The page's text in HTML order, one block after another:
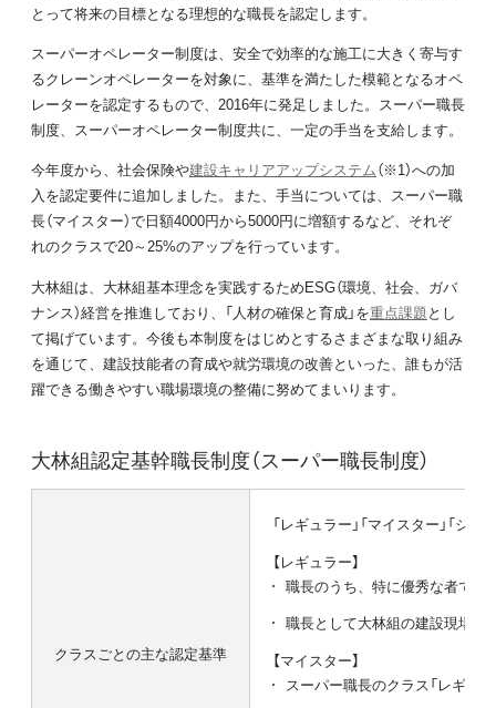
とって将来の目標となる理想的な職長を認定します。
スーパーオペレーター制度は、安全で効率的な施工に大きく寄与す
るクレーンオペレーターを対象に、基準を満たした模範となるオペ
レーターを認定するもので、2016年に発足しました。スーパー職長
制度、スーパーオペレーター制度共に、一定の手当を支給します。
今年度から、社会保険や建設キャリアアップシステム（※1）への加
入を認定要件に追加しました。また、手当については、スーパー職
長（マイスター）で日額4000円から5000円に増額するなど、それぞ
れのクラスで20～25%のアップを行っています。
大林組は、大林組基本理念を実践するためESG（環境、社会、ガバ
ナンス）経営を推進しており、「人材の確保と育成」を重点課題 とし
て掲げています。今後も本制度をはじめとするさまざまな取り組み
を通じて、建設技能者の育成や就労環境の改善といった、誰もが活
躍できる働きやすい職場環境の整備に努めてまいります。
大林組認定基幹職長制度（スーパー職長制度）
クラスごとの主な認定基準
「レギュラー」「マイスター」「ジ
【レギュラー】
職長のうち、特に優秀な者で、
職長として大林組の建設現場に
【マイスター】
スーパー職長のクラス「レギュ